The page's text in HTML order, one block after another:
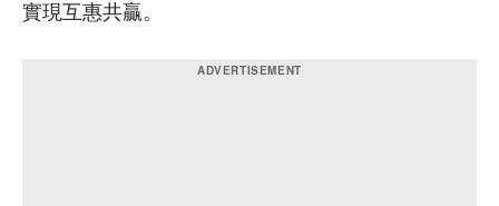
實現互惠共贏。